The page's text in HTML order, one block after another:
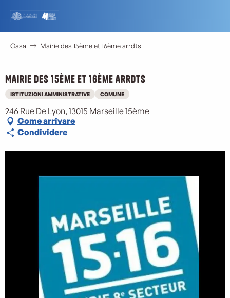
contenu
principal
Casa Mairie des 15ème et 16ème arrdts
Mairie des 15ème et 16ème arrdts
ISTITUZIONI AMMINISTRATIVE COMUNE
246 Rue De Lyon, 13015 Marseille 15ème
Come arrivare
Condividere